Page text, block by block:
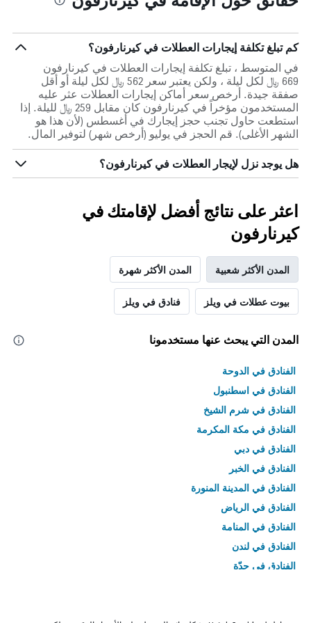
كم تبلغ تكلفة إيجارات العطلات في كيرنارفون؟
في المتوسط ، تبلغ تكلفة إيجارات العطلات في كيرنارفون
669 ﷼ لكل ليلة ، ولكن يعتبر سعر 562 ﷼ لكل ليلة أو أقل
صفقة جيدة. أرخص سعر أماكن إيجارات العطلات عثر عليه
المستخدمون مؤخراً في كيرنارفون كان مقابل 259 ﷼ لليلة. إذا
استطعت حاول تجنب حجز إيجارك في أغسطس (لأن هذا هو
الشهر الأغلى). قم الحجز في يوليو (أرخص شهر) لتوفير المال.
هل يوجد نزل لإيجار العطلات في كيرنارفون؟
اعثر على نتائج أفضل لإقامتك في
كيرنارفون
المدن الأكثر شعبية المدن الأكثر شهرة
بيوت عطلات في ويلز فنادق في ويلز
المدن التي يبحث عنها مستخدمونا
الفنادق في الدوحة
الفنادق في اسطنبول
الفنادق في شرم الشيخ
الفنادق في مكة المكرمة
الفنادق في دبي
الفنادق في الخبر
الفنادق في المدينة المنورة
الفنادق في الرياض
الفنادق في المنامة
الفنادق في لندن
الفنادق في جدّة